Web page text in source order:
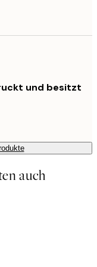
und besitzt
auch